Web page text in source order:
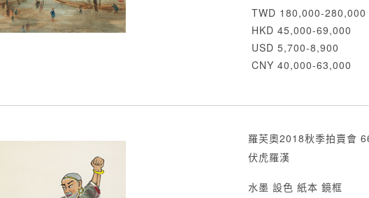
TWD 180,000-280,000
HKD 45,000-69,000
USD 5,700-8,900
CNY 40,000-63,000
羅芙奧2018秋季拍賣會
伏虎羅漢
水墨 設色 紙本 鏡框